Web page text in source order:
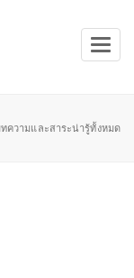
ความและสาระน่ารู้ทั้งหมด